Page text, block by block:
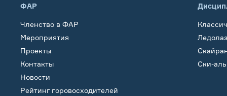
ФАР
Членство в ФАР
Мероприятия
Проекты
Контакты
Новости
Рейтинг горовосходителей
Ски-